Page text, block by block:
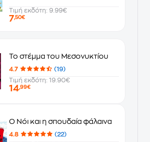
Τιμή εκδότη: 9.99€
7,50€
Το στέμμα του Μεσονυκτίου
4.7
(19)
Τιμή εκδότη: 19.90€
14,99€
Ο Νόι και η σπουδαία φάλαινα
4.8
(22)